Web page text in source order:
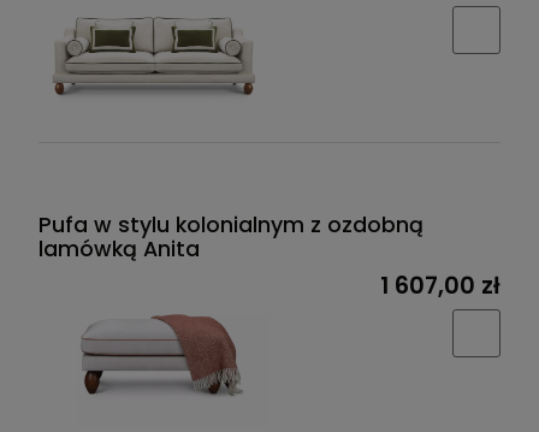
Pufa w stylu kolonialnym z ozdobną
lamówką Anita
1 607,00 zł